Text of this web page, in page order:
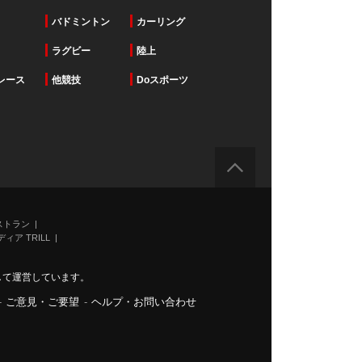
バドミントン カーリング
ラグビー 陸上
ース 他競技 Doスポーツ
ラン
ィア TRILL
運営しています。
ご意見・ご要望 - ヘルプ・お問い合わせ